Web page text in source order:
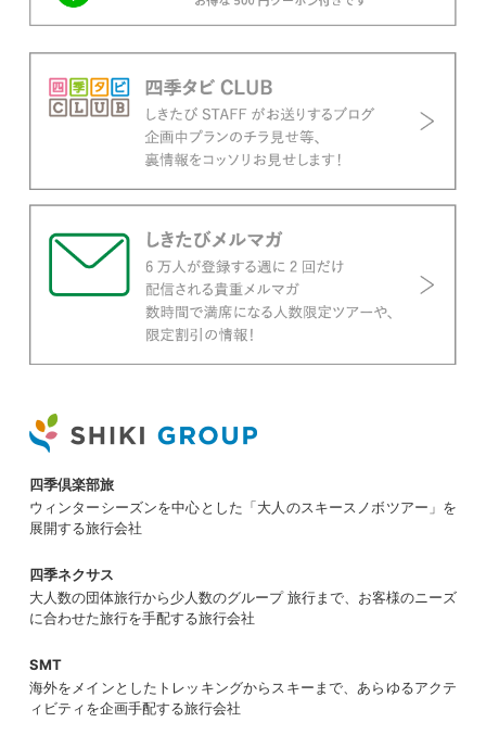
四季倶楽部旅
ウィンターシーズンを中心とした「大人のスキースノボツアー」を
展開する旅行会社
四季ネクサス
大人数の団体旅行から少人数のグループ 旅行まで、お客様のニーズ
に合わせた旅行を手配する旅行会社
SMT
海外をメインとしたトレッキングからスキーまで、あらゆるアクテ
ィビティを企画手配する旅行会社